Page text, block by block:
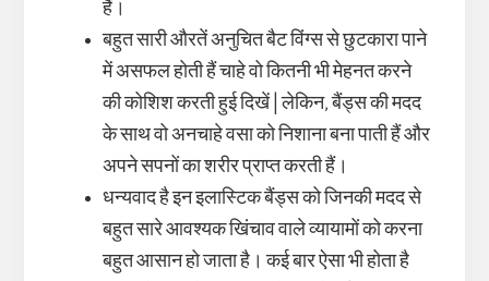
हैं।
बहुत सारी औरतें अनुचित बैट विंग्स से छुटकारा पाने
में असफल होती हैं चाहे वो कितनी भी मेहनत करने
की कोशिश करती हुई दिखें | लेकिन, बैंड्स की मदद
के साथ वो अनचाहे वसा को निशाना बना पाती हैं और
अपने सपनों का शरीर प्राप्त करती हैं।
धन्यवाद है इन इलास्टिक बैंड्स को जिनकी मदद से
बहुत सारे आवश्यक खिंचाव वाले व्यायामों को करना
बहुत आसान हो जाता है। कई बार ऐसा भी होता है